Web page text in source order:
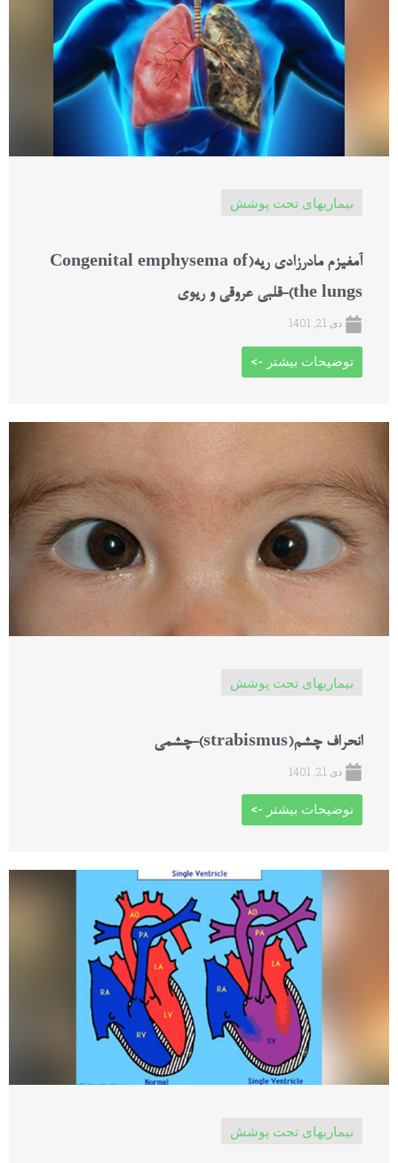
بیماریهای تحت پوشش
آمفيزم مادرزادی ریه(Congenital emphysema of
the lungs)-قلبی عروقی و ریوی
دی 21, 1401
توضیحات بیشتر ->
بیماریهای تحت پوشش
انحراف چشم(strabismus)-چشمی
دی 21, 1401
توضیحات بیشتر ->
بیماریهای تحت پوشش